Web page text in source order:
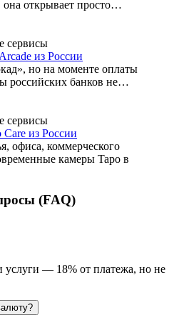
она открывает просто…
сервисы
из России
но на моменте оплаты
российских банков не…
сервисы
из России
офиса, коммерческого
камеры Tapo в
(FAQ)
— 18% от платежа, но не